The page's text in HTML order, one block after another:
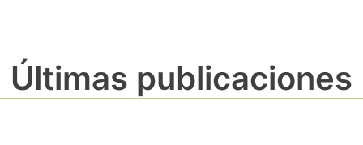
Últimas publicaciones